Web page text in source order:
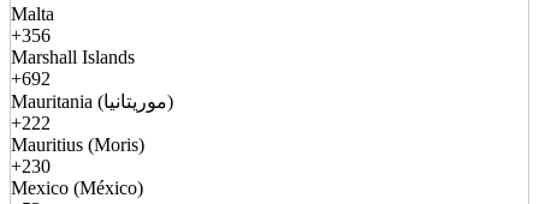
Malta
+356
Marshall Islands
+692
Mauritania (موريتانيا)
+222
Mauritius (Moris)
+230
Mexico (México)